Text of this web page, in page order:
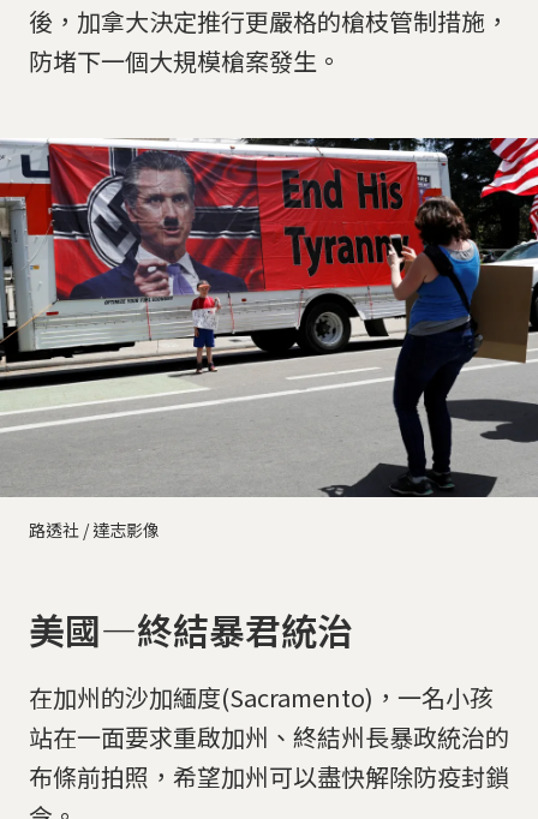
後，加拿大決定推行更嚴格的槍枝管制措施，
防堵下一個大規模槍案發生。
路透社 / 達志影像
美國—終結暴君統治
在加州的沙加緬度(Sacramento)，一名小孩
站在一面要求重啟加州、終結州長暴政統治的
布條前拍照，希望加州可以盡快解除防疫封鎖